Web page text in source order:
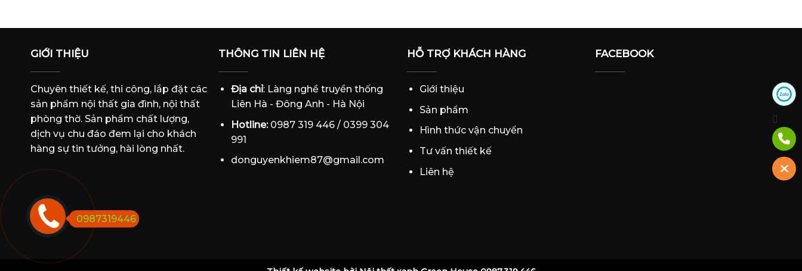
GIỚI THIỆU
Chuyên thiết kế, thi công, lắp đặt các
sản phẩm nội thất gia đình, nội thất
phòng thờ. Sản phẩm chất lượng,
dịch vụ chu đáo đem lại cho khách
hàng sự tin tưởng, hài lòng nhất.
THÔNG TIN LIÊN HỆ
Địa chỉ: Làng nghề truyền thống
Liên Hà - Đông Anh - Hà Nội
Hotline:0987 319 446 / 0399 304
991
donguyenkhiem87@gmail.com
HỖ TRỢ KHÁCH HÀNG
Giới thiệu
Sản phẩm
Hình thức vận chuyển
Tư vấn thiết kế
Liên hệ
FACEBOOK
0987319446